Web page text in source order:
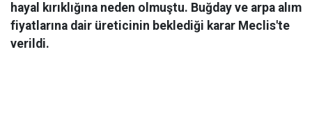
hayal kırıklığına neden olmuştu. Buğday ve arpa alım
fiyatlarına dair üreticinin beklediği karar Meclis'te
verildi.